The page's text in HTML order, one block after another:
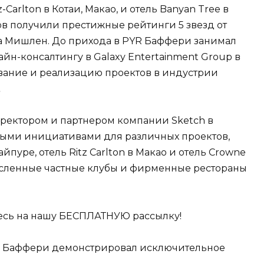
Carlton в Котаи, Макао, и отель Banyan Tree в
получили престижные рейтинги 5 звезд от
Мишлен. До прихода в PYR Баффери занимал
консалтингу в Galaxy Entertainment Group в
и реализацию проектов в индустрии
и партнером компании Sketch в
инициативами для различных проектов,
отель Ritz Carlton в Макао и отель Crowne
частные клубы и фирменные рестораны
на нашу БЕСПЛАТНУЮ рассылку!
демонстрировал исключительное